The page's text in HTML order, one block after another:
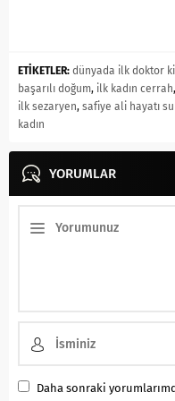
ETİKETLER: dünyada ilk doktor
başarılı doğum, ilk kadın cerrah,
ilk sezaryen, safiye ali hayatı
kadın
YORUMLAR
Daha sonraki